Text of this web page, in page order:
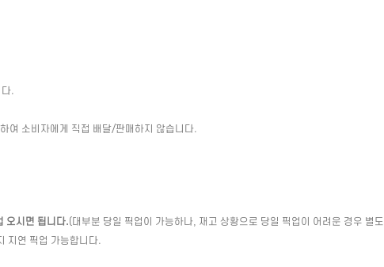
.
여 소비자에게 직접 배달/판매하지 않습니다.
오시면 됩니다.(대부분 당일 픽업이 가능하나, 재고 상황으로 당일 픽업이 어려운 경우 별
지연 픽업 가능합니다.